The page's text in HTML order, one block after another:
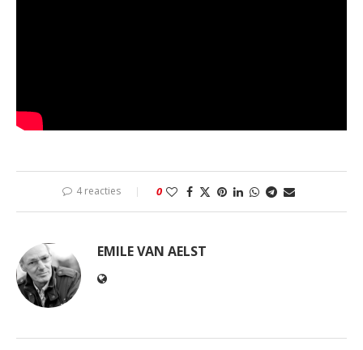
4 reacties 0
EMILE VAN AELST